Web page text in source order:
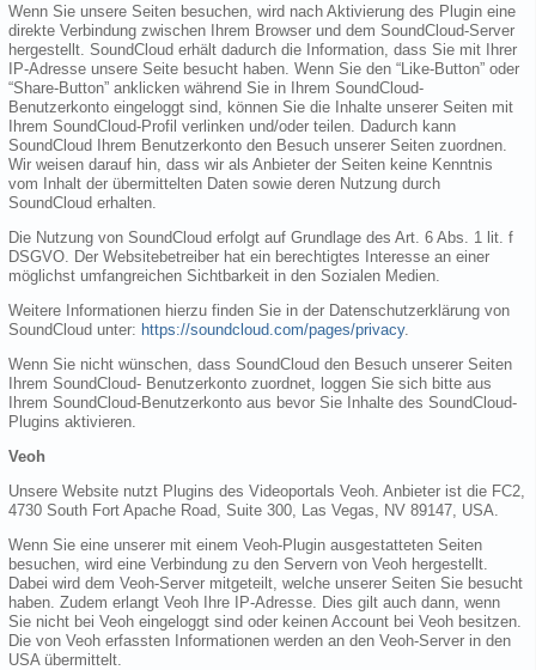
Wenn Sie unsere Seiten besuchen, wird nach Aktivierung des Plugin eine
direkte Verbindung zwischen Ihrem Browser und dem SoundCloud-Server
hergestellt. SoundCloud erhält dadurch die Information, dass Sie mit Ihrer
IP-Adresse unsere Seite besucht haben. Wenn Sie den “Like-Button” oder
“Share-Button” anklicken während Sie in Ihrem SoundCloud-
Benutzerkonto eingeloggt sind, können Sie die Inhalte unserer Seiten mit
Ihrem SoundCloud-Profil verlinken und/oder teilen. Dadurch kann
SoundCloud Ihrem Benutzerkonto den Besuch unserer Seiten zuordnen.
Wir weisen darauf hin, dass wir als Anbieter der Seiten keine Kenntnis
vom Inhalt der übermittelten Daten sowie deren Nutzung durch
SoundCloud erhalten.
Die Nutzung von SoundCloud erfolgt auf Grundlage des Art. 6 Abs. 1 lit. f
DSGVO. Der Websitebetreiber hat ein berechtigtes Interesse an einer
möglichst umfangreichen Sichtbarkeit in den Sozialen Medien.
Weitere Informationen hierzu finden Sie in der Datenschutzerklärung von
SoundCloud unter: https://soundcloud.com/pages/privacy.
Wenn Sie nicht wünschen, dass SoundCloud den Besuch unserer Seiten
Ihrem SoundCloud- Benutzerkonto zuordnet, loggen Sie sich bitte aus
Ihrem SoundCloud-Benutzerkonto aus bevor Sie Inhalte des SoundCloud-
Plugins aktivieren.
Veoh
Unsere Website nutzt Plugins des Videoportals Veoh. Anbieter ist die FC2,
4730 South Fort Apache Road, Suite 300, Las Vegas, NV 89147, USA.
Wenn Sie eine unserer mit einem Veoh-Plugin ausgestatteten Seiten
besuchen, wird eine Verbindung zu den Servern von Veoh hergestellt.
Dabei wird dem Veoh-Server mitgeteilt, welche unserer Seiten Sie besucht
haben. Zudem erlangt Veoh Ihre IP-Adresse. Dies gilt auch dann, wenn
Sie nicht bei Veoh eingeloggt sind oder keinen Account bei Veoh besitzen.
Die von Veoh erfassten Informationen werden an den Veoh-Server in den
USA übermittelt.